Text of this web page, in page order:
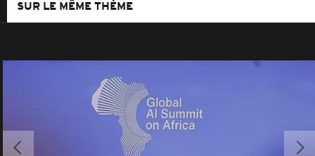
SUR LE MÊME THÈME